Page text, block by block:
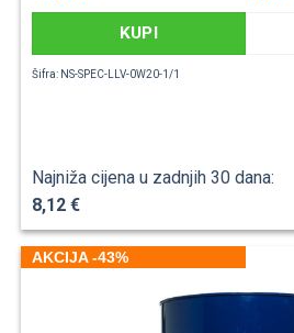
KUPI
Šifra: NS-SPEC-LLV-0W20-1/1
Najniža cijena u zadnjih 30 dana:
8,12 €
AKCIJA -43%